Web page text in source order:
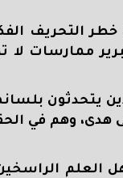
التحريف
ممارسات لا
يتحدثون
هدى، وهم في
العلم